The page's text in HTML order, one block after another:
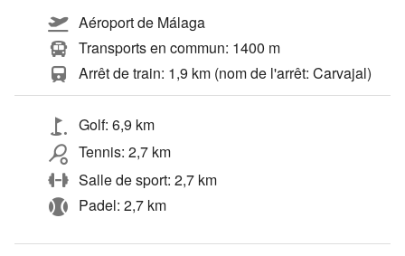
Aéroport de Málaga
Transports en commun: 1400 m
Arrêt de train: 1,9 km (nom de l'arrêt: Carvajal)
Golf: 6,9 km
Tennis: 2,7 km
Salle de sport: 2,7 km
Padel: 2,7 km